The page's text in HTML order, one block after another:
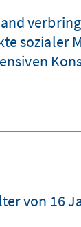
sozialer
von 16